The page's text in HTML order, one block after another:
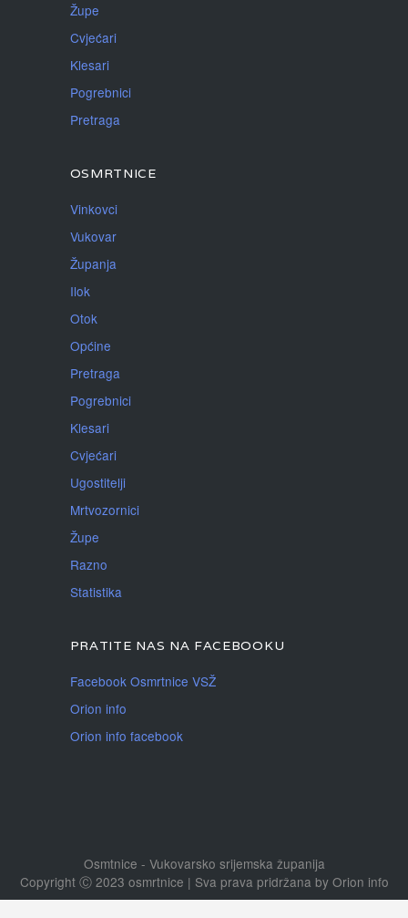
Župe
Cvjećari
Klesari
Pogrebnici
Pretraga
OSMRTNICE
Vinkovci
Vukovar
Županja
Ilok
Otok
Općine
Pretraga
Pogrebnici
Klesari
Cvjećari
Ugostitelji
Mrtvozornici
Župe
Razno
Statistika
PRATITE NAS NA FACEBOOKU
Facebook Osmrtnice VSŽ
Orion info
Orion info facebook
Osmtnice - Vukovarsko srijemska županija
Copyright Ⓒ 2023 osmrtnice | Sva prava pridržana by Orion info